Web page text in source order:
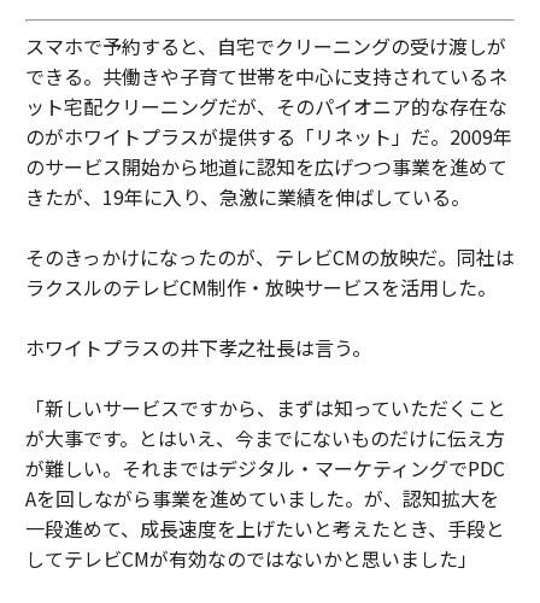
スマホで予約すると、自宅でクリーニングの受け渡しが
できる。共働きや子育て世帯を中心に支持されているネ
ット宅配クリーニングだが、そのパイオニア的な存在な
のがホワイトプラスが提供する「リネット」だ。2009年
のサービス開始から地道に認知を広げつつ事業を進めて
きたが、19年に入り、急激に業績を伸ばしている。
そのきっかけになったのが、テレビCMの放映だ。同社は
ラクスルのテレビCM制作・放映サービスを活用した。
ホワイトプラスの井下孝之社長は言う。
「新しいサービスですから、まずは知っていただくこと
が大事です。とはいえ、今までにないものだけに伝え方
が難しい。それまではデジタル・マーケティングでPDC
Aを回しながら事業を進めていました。が、認知拡大を
一段進めて、成長速度を上げたいと考えたとき、手段と
してテレビCMが有効なのではないかと思いました」